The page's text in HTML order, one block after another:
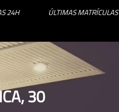
24H ÚLTIMAS MATRÍCULAS
30